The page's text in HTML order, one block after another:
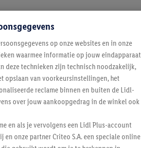
op onze websites en in onze
waarmee informatie op jouw eindapparaat
deze technieken zijn technisch noodzakelijk,
opslaan van voorkeursinstellingen, het
reclame binnen en buiten de Lidl-
over jouw aankoopgedrag in de winkel ook
en als je vervolgens een Lidl Plus-account
onze partner Criteo S.A. een speciale online